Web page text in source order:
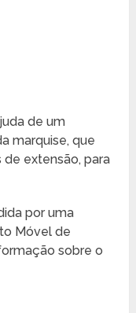
de um
marquise, que
extensão, para
por uma
Móvel de
sobre o